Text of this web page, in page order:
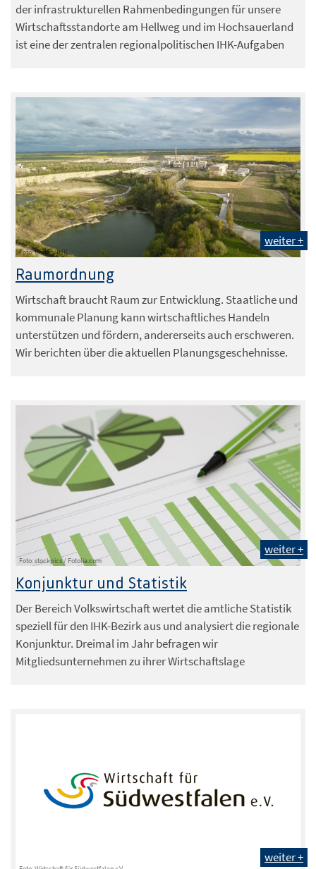
der infrastrukturellen Rahmenbedingungen für unsere
Wirtschaftsstandorte am Hellweg und im Hochsauerland
ist eine der zentralen regionalpolitischen IHK-Aufgaben
Foto: Britten/IHK
weiter +
Raumordnung
Wirtschaft braucht Raum zur Entwicklung. Staatliche und
kommunale Planung kann wirtschaftliches Handeln
unterstützen und fördern, andererseits auch erschweren.
Wir berichten über die aktuellen Planungsgeschehnisse.
Foto: stockpics / Fotolia.com
weiter +
Konjunktur und Statistik
Der Bereich Volkswirtschaft wertet die amtliche Statistik
speziell für den IHK-Bezirk aus und analysiert die regionale
Konjunktur. Dreimal im Jahr befragen wir
Mitgliedsunternehmen zu ihrer Wirtschaftslage
weiter +